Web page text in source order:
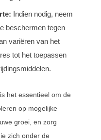
Indien nodig, neem
beschermen tegen
variëren van het
tot het toepassen
het essentieel om de
op mogelijke
groei, en zorg
zich onder de